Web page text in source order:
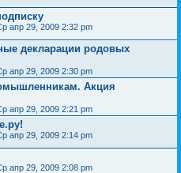
апр 29, 2009 2:32 pm
декларации родовых
апр 29, 2009 2:30 pm
Акция
апр 29, 2009 2:21 pm
апр 29, 2009 2:14 pm
апр 29, 2009 2:08 pm